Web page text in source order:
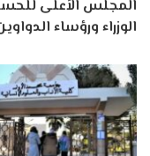
المجلس الأعلى
الوزراء ورؤساء